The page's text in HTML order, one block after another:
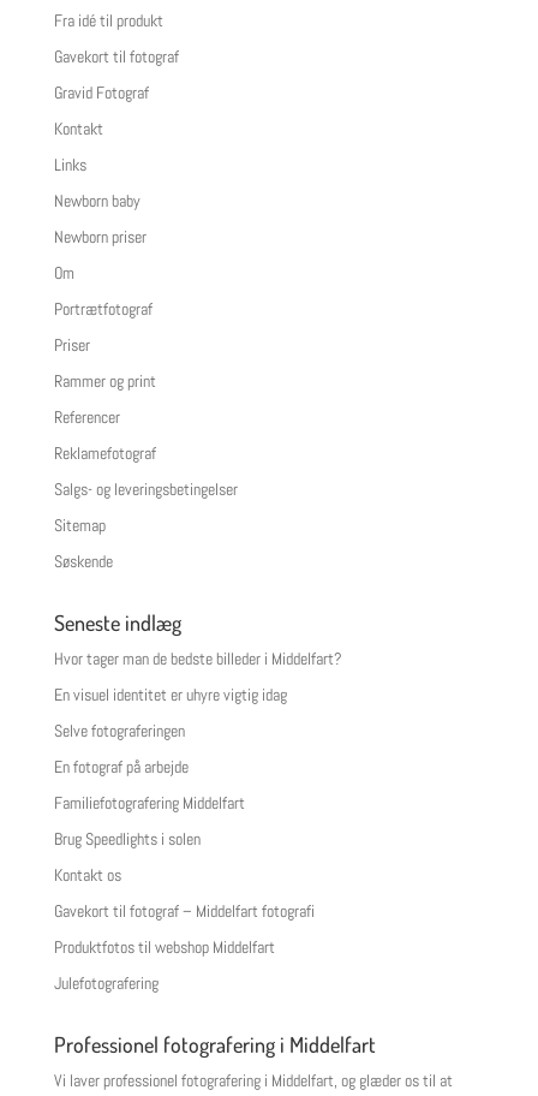
Fra idé til produkt
Gavekort til fotograf
Gravid Fotograf
Kontakt
Links
Newborn baby
Newborn priser
Om
Portrætfotograf
Priser
Rammer og print
Referencer
Reklamefotograf
Salgs- og leveringsbetingelser
Sitemap
Søskende
Seneste indlæg
Hvor tager man de bedste billeder i Middelfart?
En visuel identitet er uhyre vigtig idag
Selve fotograferingen
En fotograf på arbejde
Familiefotografering Middelfart
Brug Speedlights i solen
Kontakt os
Gavekort til fotograf – Middelfart fotografi
Produktfotos til webshop Middelfart
Julefotografering
Professionel fotografering i Middelfart
Vi laver professionel fotografering i Middelfart, og glæder os til at